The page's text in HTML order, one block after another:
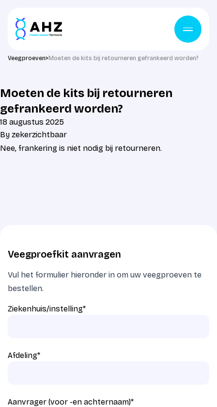
Veegproeven> Moeten de kits bij retourneren gefrankeerd worden?
Moeten de kits bij retourneren
gefrankeerd worden?
18 augustus 2025
By zekerzichtbaar
Nee, frankering is niet nodig bij retourneren.
Veegproefkit aanvragen
Vul het formulier hieronder in om uw veegproeven te
bestellen.
Ziekenhuis/instelling*
Afdeling*
Aanvrager (voor -en achternaam)*